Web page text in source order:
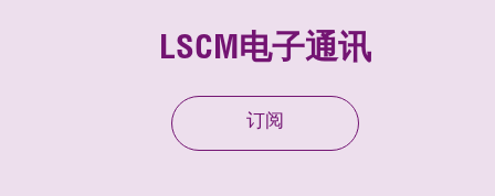
LSCM电子通讯
订阅